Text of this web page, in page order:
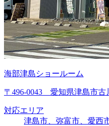
海部津島ショールーム
〒496-0043 愛知県津島市古
対応エリア
津島市、弥富市、愛西